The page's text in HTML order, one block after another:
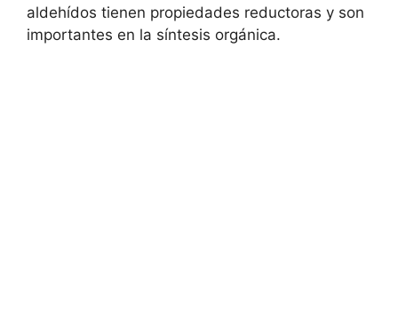
aldehídos tienen propiedades reductoras y son
importantes en la síntesis orgánica.